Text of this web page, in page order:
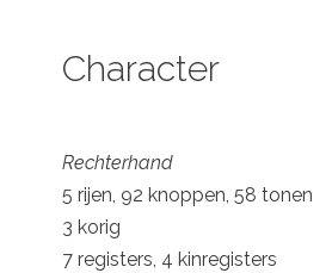
Character
Rechterhand
5 rijen, 92 knoppen, 58 tonen
3 korig
7 registers, 4 kinregisters